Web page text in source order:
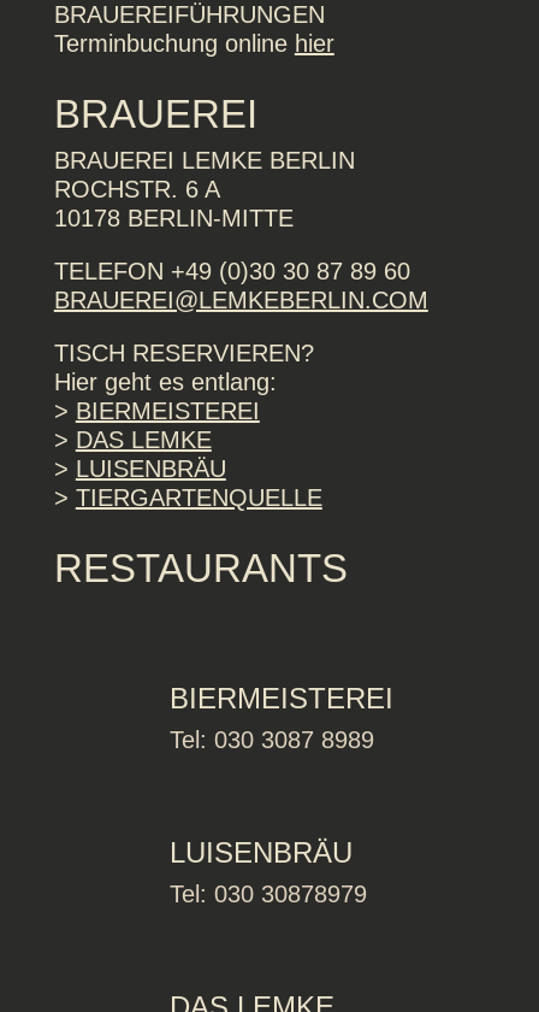
BRAUEREIFÜHRUNGEN
Terminbuchung online hier
BRAUEREI
BRAUEREI LEMKE BERLIN
ROCHSTR. 6 A
10178 BERLIN-MITTE
TELEFON +49 (0)30 30 87 89 60
BRAUEREI@LEMKEBERLIN.COM
TISCH RESERVIEREN?
Hier geht es entlang:
> BIERMEISTEREI
> DAS LEMKE
> LUISENBRÄU
> TIERGARTENQUELLE
RESTAURANTS
BIERMEISTEREI
Tel: 030 3087 8989
LUISENBRÄU
Tel: 030 30878979